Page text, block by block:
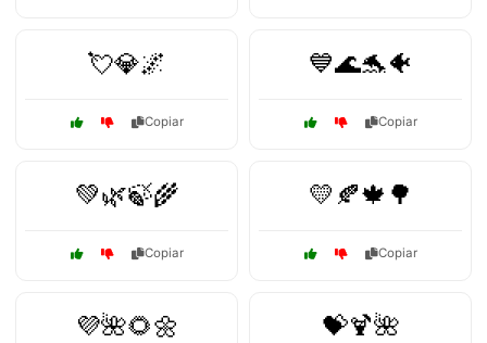
💘💎🌌
Copiar
💙🌊🐬🐠
Copiar
💚🌿🍃🌾
Copiar
💛🍂🍁🌳
Copiar
💜🌺🌻🌼 💝🍹🌺